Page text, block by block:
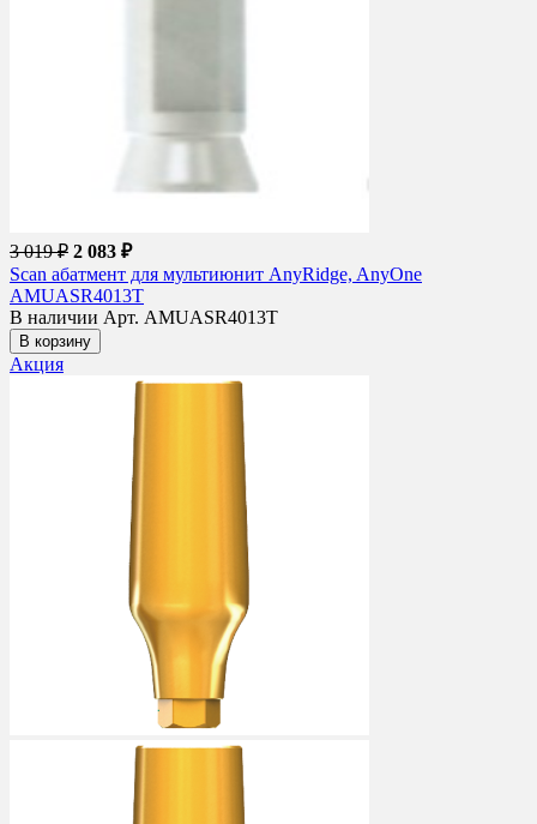
3 019 ₽ 2 083 ₽
Scan абатмент для мультиюнит AnyRidge, AnyOne
AMUASR4013T
В наличии Арт. AMUASR4013T
В корзину
Акция